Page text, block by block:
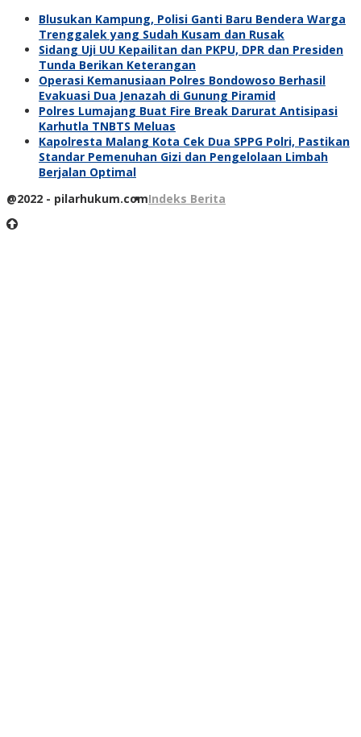
Blusukan Kampung, Polisi Ganti Baru Bendera Warga
Trenggalek yang Sudah Kusam dan Rusak
Sidang Uji UU Kepailitan dan PKPU, DPR dan Presiden
Tunda Berikan Keterangan
Operasi Kemanusiaan Polres Bondowoso Berhasil
Evakuasi Dua Jenazah di Gunung Piramid
Polres Lumajang Buat Fire Break Darurat Antisipasi
Karhutla TNBTS Meluas
Kapolresta Malang Kota Cek Dua SPPG Polri, Pastikan
Standar Pemenuhan Gizi dan Pengelolaan Limbah
Berjalan Optimal
@2022 - pilarhukum.comIndeks Berita